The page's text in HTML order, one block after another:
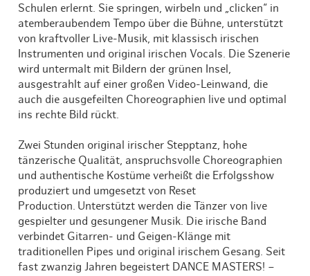
Schulen erlernt. Sie springen, wirbeln und „clicken“ in
atemberaubendem Tempo über die Bühne, unterstützt
von kraftvoller Live-Musik, mit klassisch irischen
Instrumenten und original irischen Vocals. Die Szenerie
wird untermalt mit Bildern der grünen Insel,
ausgestrahlt auf einer großen Video-Leinwand, die
auch die ausgefeilten Choreographien live und optimal
ins rechte Bild rückt.
Zwei Stunden original irischer Stepptanz, hohe
tänzerische Qualität, anspruchsvolle Choreographien
und authentische Kostüme verheißt die Erfolgsshow
produziert und umgesetzt von Reset
Production. Unterstützt werden die Tänzer von live
gespielter und gesungener Musik. Die irische Band
verbindet Gitarren- und Geigen-Klänge mit
traditionellen Pipes und original irischem Gesang. Seit
fast zwanzig Jahren begeistert DANCE MASTERS! –